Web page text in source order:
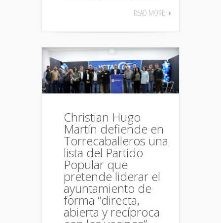
READ MORE
Christian Hugo
Martín defiende en
Torrecaballeros una
lista del Partido
Popular que
pretende liderar el
ayuntamiento de
forma “directa,
abierta y recíproca